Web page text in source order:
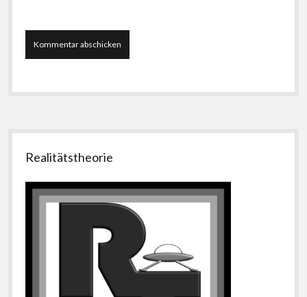
Seitenleiste
Realitätstheorie